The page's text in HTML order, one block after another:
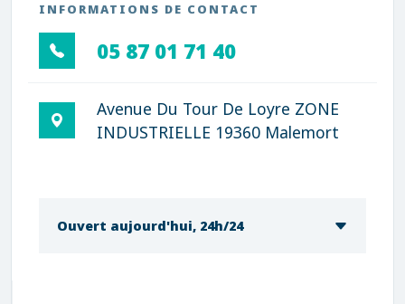
INFORMATIONS DE CONTACT
05 87 01 71 40
Avenue Du Tour De Loyre ZONE
INDUSTRIELLE 19360 Malemort
Ouvert aujourd'hui, 24h/24